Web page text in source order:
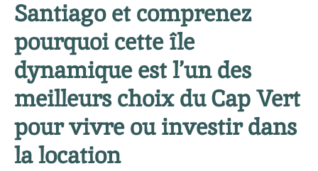
Santiago et comprenez
pourquoi cette île
dynamique est l’un des
meilleurs choix du Cap Vert
pour vivre ou investir dans
la location